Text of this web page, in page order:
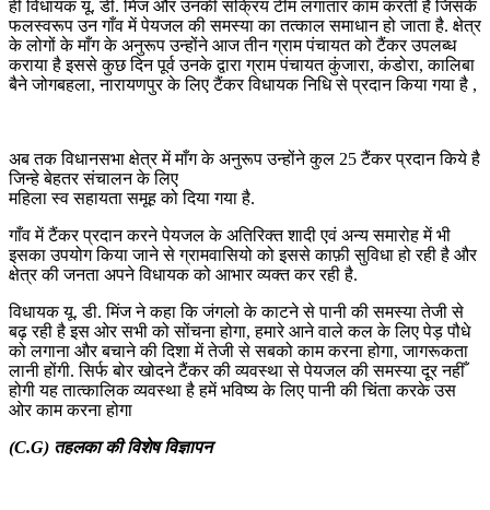
ही विधायक यू. डी. मिंज और उनकी सक्रिय टीम लगातार काम करती है जिसके
फलस्वरूप उन गाँव में पेयजल की समस्या का तत्काल समाधान हो जाता है. क्षेत्र
के लोगों के माँग के अनुरूप उन्होंने आज तीन ग्राम पंचायत को टैंकर उपलब्ध
कराया है इससे कुछ दिन पूर्व उनके द्वारा ग्राम पंचायत कुंजारा, कंडोरा, कालिबा
बैने जोगबहला, नारायणपुर के लिए टैंकर विधायक निधि से प्रदान किया गया है ,
अब तक विधानसभा क्षेत्र में माँग के अनुरूप उन्होंने कुल 25 टैंकर प्रदान किये है
जिन्हे बेहतर संचालन के लिए
महिला स्व सहायता समूह को दिया गया है.
गाँव में टैंकर प्रदान करने पेयजल के अतिरिक्त शादी एवं अन्य समारोह में भी
इसका उपयोग किया जाने से ग्रामवासियो को इससे काफ़ी सुविधा हो रही है और
क्षेत्र की जनता अपने विधायक को आभार व्यक्त कर रही है.
विधायक यू. डी. मिंज ने कहा कि जंगलो के काटने से पानी की समस्या तेजी से
बढ़ रही है इस ओर सभी को सोंचना होगा, हमारे आने वाले कल के लिए पेड़ पौधे
को लगाना और बचाने की दिशा में तेजी से सबको काम करना होगा, जागरूकता
लानी होंगी. सिर्फ बोर खोदने टैंकर की व्यवस्था से पेयजल की समस्या दूर नहीँ
होगी यह तात्कालिक व्यवस्था है हमें भविष्य के लिए पानी की चिंता करके उस
ओर काम करना होगा
(C.G) तहलका की विशेष विज्ञापन